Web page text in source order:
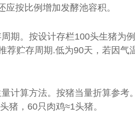
按比例增加发酵池容积。
期。按设计存栏100头生猪为
荐贮存周期.低为90天，若因气
计算方法。按猪当量折算参考
猪，60只肉鸡≈1头猪。